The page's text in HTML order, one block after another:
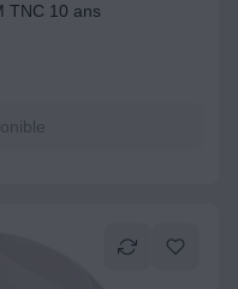
TNC 10 ans